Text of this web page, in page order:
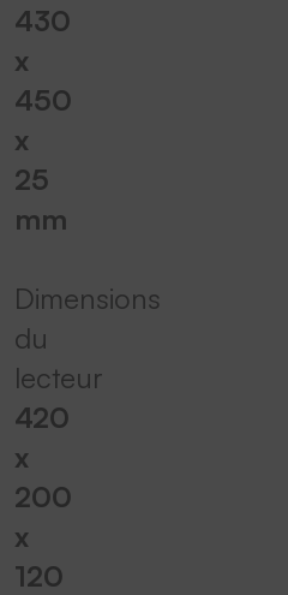
430
x
450
x
25
mm
Dimensions
du
lecteur
420
x
200
x
120